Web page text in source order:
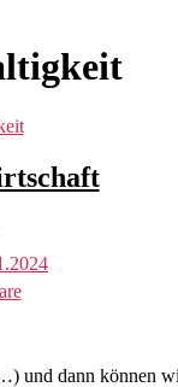
zu
Neuigkeiten
und dann können